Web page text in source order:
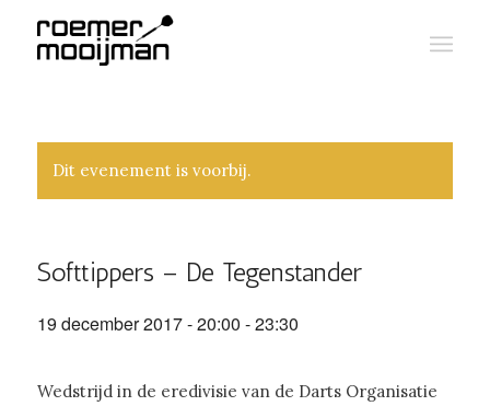
Dit evenement is voorbij.
Softtippers – De Tegenstander
19 december 2017 - 20:00 -23:30
Wedstrijd in de eredivisie van de Darts Organisatie